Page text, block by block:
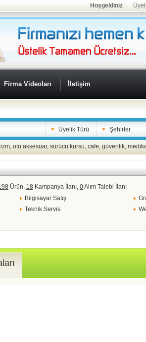
Hoşgeldiniz
Firma Videoları İletişim
Üyelik Türü Şehirler
, oto aksesuar, sürücü kursu, cafe, güvenlik,
Ürün, 18 Kampanya İlanı, 0Alım Talebi İlanı
Bilgisayar Satış
Teknik Servis